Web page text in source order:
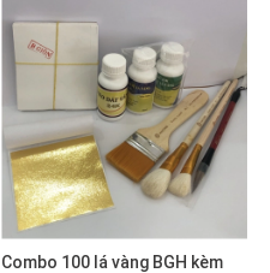
Combo 100 lá vàng BGH kèm